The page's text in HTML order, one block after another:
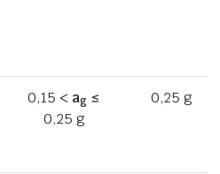
0,15 < ag ≤
0,25 g
0,25 g